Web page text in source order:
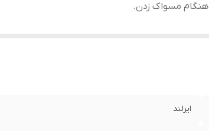
هنگام مسواک زدن.
ایرلند